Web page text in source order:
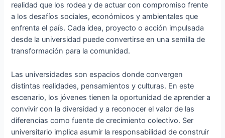
realidad que los rodea y de actuar con compromiso frente
a los desafíos sociales, económicos y ambientales que
enfrenta el país. Cada idea, proyecto o acción impulsada
desde la universidad puede convertirse en una semilla de
transformación para la comunidad.
Las universidades son espacios donde convergen
distintas realidades, pensamientos y culturas. En este
escenario, los jóvenes tienen la oportunidad de aprender a
convivir con la diversidad y a reconocer el valor de las
diferencias como fuente de crecimiento colectivo. Ser
universitario implica asumir la responsabilidad de construir